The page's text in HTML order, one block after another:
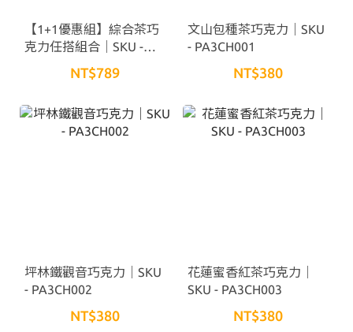
【1+1優惠組】綜合茶巧
克力任搭組合｜SKU -
NT$789
文山包種茶巧克力｜SKU
- PA3CH001
NT$380
坪林鐵觀音巧克力｜SKU
- PA3CH002
NT$380
花蓮蜜香紅茶巧克力｜
SKU - PA3CH003
NT$380